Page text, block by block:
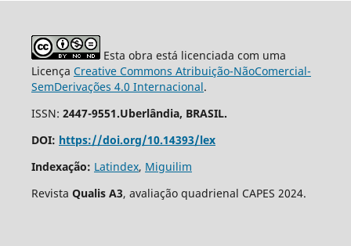
Esta obra está licenciada com uma
Licença Creative Commons Atribuição-NãoComercial-
SemDerivações 4.0 Internacional.
ISSN: 2447-9551.Uberlândia, BRASIL.
DOI: https://doi.org/10.14393/lex
Indexação: Latindex, Miguilim
Revista Qualis A3, avaliação quadrienal CAPES 2024.